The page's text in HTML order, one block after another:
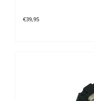
€39,95